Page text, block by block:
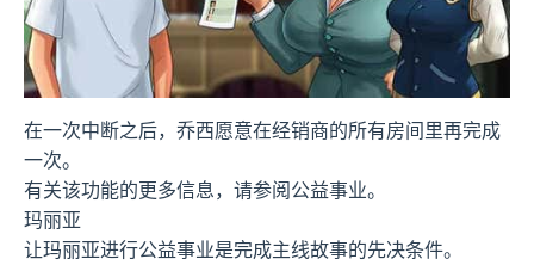
在一次中断之后，乔西愿意在经销商的所有房间里再完成
一次。
有关该功能的更多信息，请参阅公益事业。
玛丽亚
让玛丽亚进行公益事业是完成主线故事的先决条件。